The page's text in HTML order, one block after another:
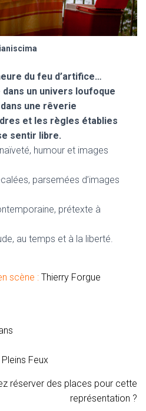
du feu d’artifice…
un univers loufoque
une rêverie
et les règles établies
sentir libre.
humour et images
parsemées d’images
prétexte à
au temps et à la liberté.
scène : Thierry Forgue
Feux
réserver des places pour cette
représentation ?